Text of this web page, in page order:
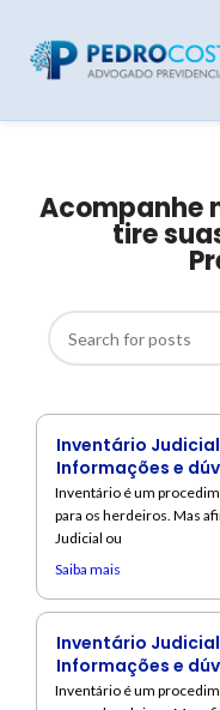
Acompanhe
tire
Inventário
Informações e
Inventário é um
para os herdeiros. Mas
Judicial ou
Saiba mais
Inventário
Informações e
Inventário é um